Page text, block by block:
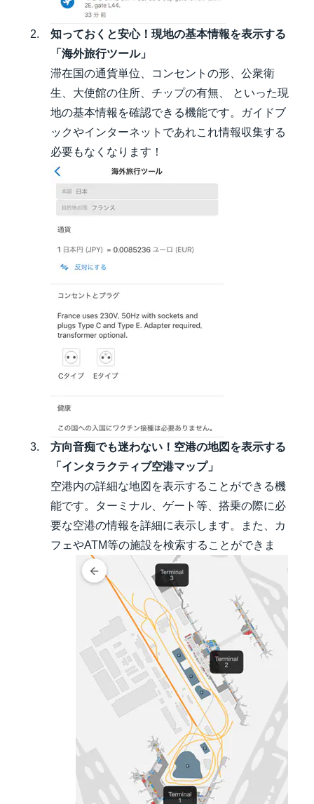
知っておくと安心！現地の基本情報を表示する
「海外旅行ツール」
滞在国の通貨単位、コンセントの形、公衆衛
生、大使館の住所、チップの有無、 といった現
地の基本情報を確認できる機能です。ガイドブ
ックやインターネットであれこれ情報収集する
必要もなくなります！
方向音痴でも迷わない！空港の地図を表示する
「インタラクティブ空港マップ」
空港内の詳細な地図を表示することができる機
能です。ターミナル、ゲート等、搭乗の際に必
要な空港の情報を詳細に表示します。また、カ
フェやATM等の施設を検索することができま